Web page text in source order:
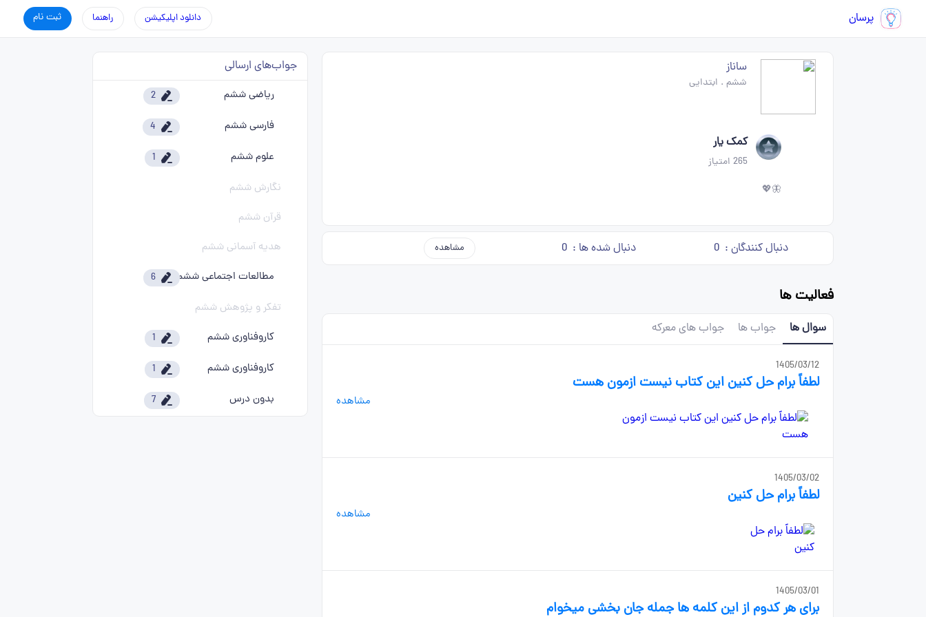
پرسان ثبت نام راهنما دانلود اپلیکیشن
ساناز
ششم . ابتدایی
کمک یار
265 امتیاز
🦋💖
دنبال کنندگان : 0 دنبال شده ها : 0 مشاهده
فعالیت ها
سوال ها جواب ها جواب های معرکه
1405/03/12
لطفاً برام حل کنین این کتاب نیست ازمون هست
مشاهده
1405/03/02
لطفاً برام حل کنین
مشاهده
1405/03/01
برای هر کدوم از این کلمه ها جمله جان بخشی میخوام
جواب‌های ارسالی
ریاضی ششم 2
فارسی ششم 4
علوم ششم 1
نگارش ششم
قرآن ششم
هدیه آسمانی ششم
مطالعات اجتماعی ششم
6
تفکر و پژوهش ششم
کاروفناوری ششم
1
کاروفناوری ششم 1
بدون درس 7